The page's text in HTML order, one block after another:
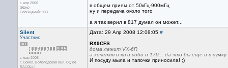
с апр 2006
Эфир
Сообщений: 933
в общем прием от 50кГц-900мГц
ну и передача около того
а я так верил в 817 думал он может...
Silent
Участник
с мая 2005
г. Сокол, Вологодская обл. CQ de
RA1QLL!
Дата: 29 Апр 2008 12:08:05 #
RX9CFS
дома лежит VX-6R
а хочется и кв и сиби и 170... да что бы еще и в
И посуду мыла и тапочки приносила! ;)